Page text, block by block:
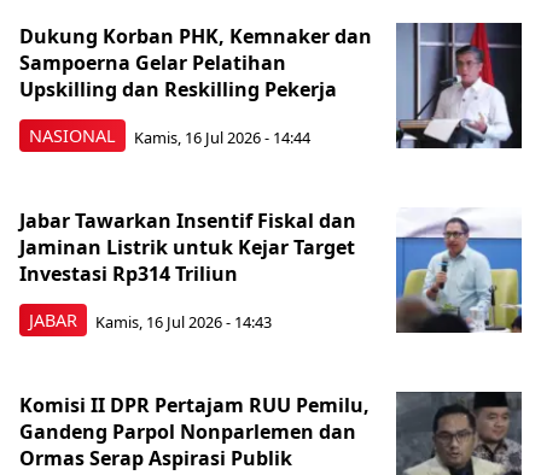
NASIONAL
Dukung Korban PHK, Kemnaker dan
Sampoerna Gelar Pelatihan
Upskilling dan Reskilling Pekerja
Kamis, 16 Jul 2026 - 14:44
JABAR
Jabar Tawarkan Insentif Fiskal dan
Jaminan Listrik untuk Kejar Target
Investasi Rp314 Triliun
Kamis, 16 Jul 2026 - 14:43
Komisi II DPR Pertajam RUU Pemilu,
Gandeng Parpol Nonparlemen dan
Ormas Serap Aspirasi Publik